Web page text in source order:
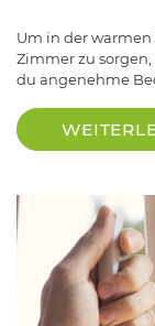
Um in der
Zimmer zu
du angenehme